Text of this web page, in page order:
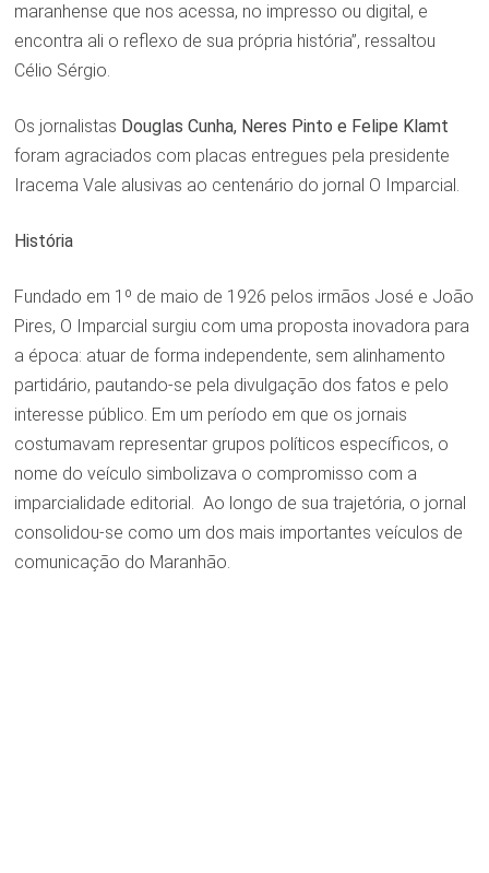
maranhense que nos acessa, no impresso ou digital, e
encontra ali o reflexo de sua própria história”, ressaltou
Célio Sérgio.
Os jornalistas Douglas Cunha, Neres Pinto e Felipe Klamt
foram agraciados com placas entregues pela presidente
Iracema Vale alusivas ao centenário do jornal O Imparcial.
História
Fundado em 1º de maio de 1926 pelos irmãos José e João
Pires, O Imparcial surgiu com uma proposta inovadora para
a época: atuar de forma independente, sem alinhamento
partidário, pautando-se pela divulgação dos fatos e pelo
interesse público. Em um período em que os jornais
costumavam representar grupos políticos específicos, o
nome do veículo simbolizava o compromisso com a
imparcialidade editorial. Ao longo de sua trajetória, o jornal
consolidou-se como um dos mais importantes veículos de
comunicação do Maranhão.